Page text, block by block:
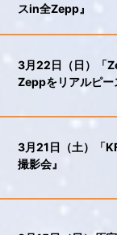
スin全Zepp』
3月22日（日）「
Zeppをリアルピー
3月21日（土）「
撮影会』